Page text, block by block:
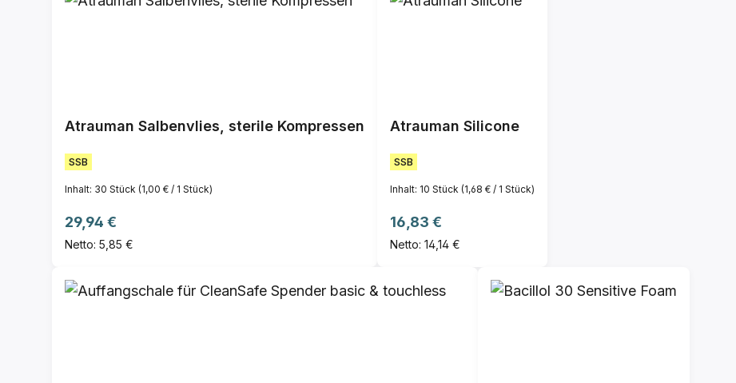
Atrauman Salbenvlies, sterile Kompressen
SSB
Inhalt: 30 Stück (1,00 € / 1 Stück)
Regulärer Preis:
29,94 €
Netto: 5,85 €
Atrauman Silicone
SSB
Inhalt: 10 Stück (1,68 € / 1 Stück)
Regulärer Preis:
16,83 €
Netto: 14,14 €